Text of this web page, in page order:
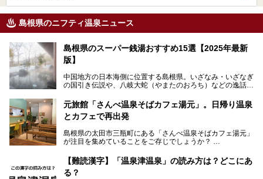
島根県のニフティ温泉ニュース
島根県のスーパー銭湯おすすめ15選【2025年最新
版】
中国地方の日本海側に位置する島根県。いざなみ・いざなぎ
の国引き伝説や、八岐大蛇（やまたのおろち）などの逸話が
の参拝客が訪れます。「出雲縁結び空港」への直行便なら、
首都圏からでも実は2時間圏内で到着できるアクセスも魅力
です。
市）など、古くから知られる温泉郷が多くあります。ゆった
り流れる時間のなかで、心の底からのんびりできるスーパー
元旅館「さんべ温泉そばカフェ湯元」。日帰り温泉
とカフェで再出発
島根県の太田市三瓶町にある「さんべ温泉そばカフェ湯元」
が注目を集めていることをご存じでしょうか？
「さんべ温泉そばカフェ湯元」は日帰り温泉と、名物のそば
を提供するカフェという新しい営業スタイルで、観光客に限
らず地元民にも親しまれています。
【難読漢字】「温泉津温泉」の読み方は？どこにあ
る？